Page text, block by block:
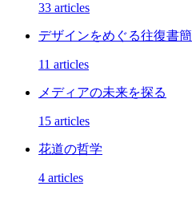
33 articles
デザインをめぐる往復書簡
11 articles
メディアの未来を探る
15 articles
花道の哲学
4 articles